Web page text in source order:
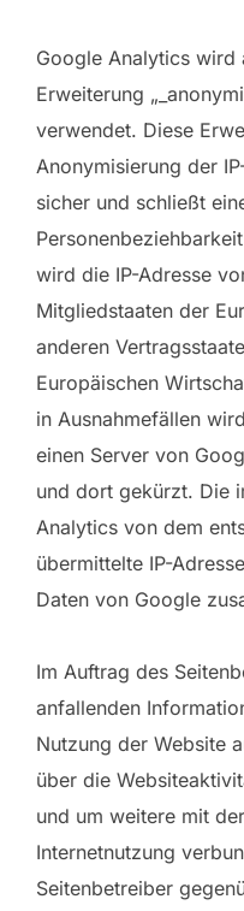
Google Analytics wird
Erweiterung
verwendet. Diese
Anonymisierung der
sicher und schließt
wird die IP-Adresse
Mitgliedstaaten der
anderen
Europäischen
in Ausnahmefällen
einen Server von
und dort gekürzt. Die
Analytics von dem
übermittelte IP-
Daten von Google
Im Auftrag des
anfallenden
Nutzung der Website
über die
und um weitere mit
Internetnutzung
Seitenbetreiber